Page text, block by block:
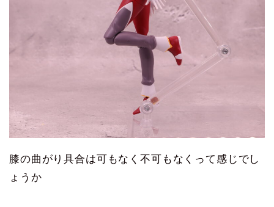
膝の曲がり具合は可もなく不可もなくって感じでし
ょうか